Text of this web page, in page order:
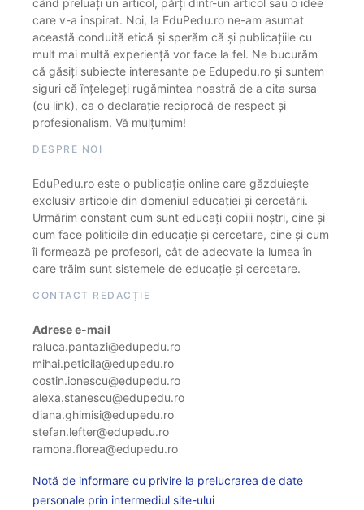
când preluați un articol, părți dintr-un articol sau o idee
care v-a inspirat. Noi, la EduPedu.ro ne-am asumat
această conduită etică și sperăm că și publicațiile cu
mult mai multă experiență vor face la fel. Ne bucurăm
că găsiți subiecte interesante pe Edupedu.ro și suntem
siguri că înțelegeți rugămintea noastră de a cita sursa
(cu link), ca o declarație reciprocă de respect și
profesionalism. Vă mulțumim!
DESPRE NOI
EduPedu.ro este o publicație online care găzduiește
exclusiv articole din domeniul educației și cercetării.
Urmărim constant cum sunt educați copiii noștri, cine și
cum face politicile din educație și cercetare, cine și cum
îi formează pe profesori, cât de adecvate la lumea în
care trăim sunt sistemele de educație și cercetare.
CONTACT REDACȚIE
Adrese e-mail
raluca.pantazi@edupedu.ro
mihai.peticila@edupedu.ro
costin.ionescu@edupedu.ro
alexa.stanescu@edupedu.ro
diana.ghimisi@edupedu.ro
stefan.lefter@edupedu.ro
ramona.florea@edupedu.ro
Notă de informare cu privire la prelucrarea de date
personale prin intermediul site-ului